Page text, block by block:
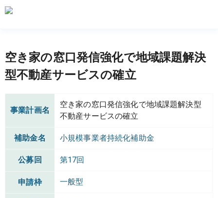
空き家の窓口発信強化で地域課題解決
型不動産サービスの確立
事業計画名
空き家の窓口発信強化で地域課題解決型
不動産サービスの確立
補助金名 小規模事業者持続化補助金
公募回 第17回
申請枠 一般型